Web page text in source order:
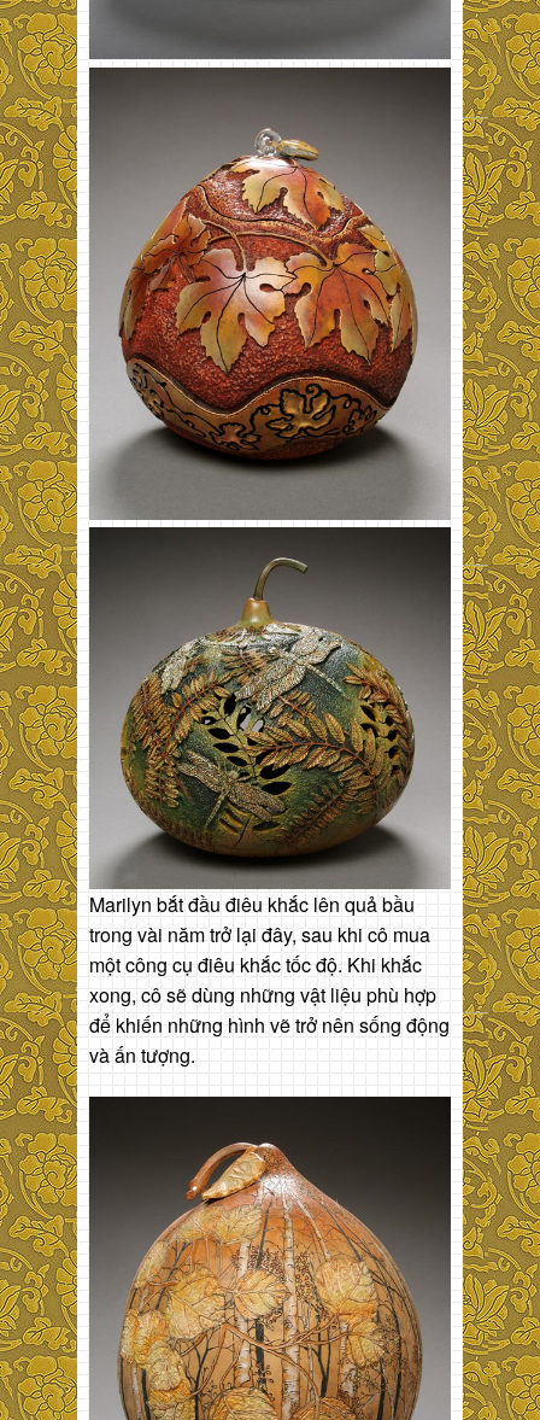
Marilyn bắt đầu điêu khắc lên quả bầu
trong vài năm trở lại đây, sau khi cô mua
một công cụ điêu khắc tốc độ. Khi khắc
xong, cô sẽ dùng những vật liệu phù hợp
để khiến những hình vẽ trở nên sống động
và ấn tượng.